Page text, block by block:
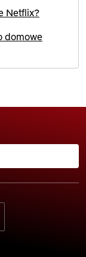
Netflix?
domowe